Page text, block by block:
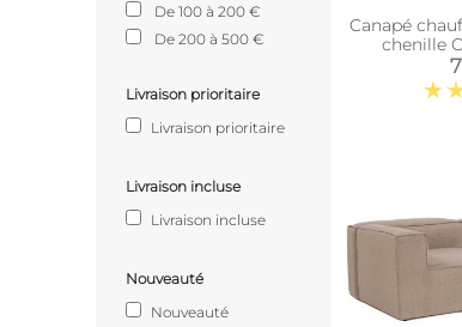
De 100 à 200 €
De 200 à 500 €
Livraison prioritaire
Livraison prioritaire
Livraison incluse
Livraison incluse
Nouveauté
Nouveauté
Canapé
chenille